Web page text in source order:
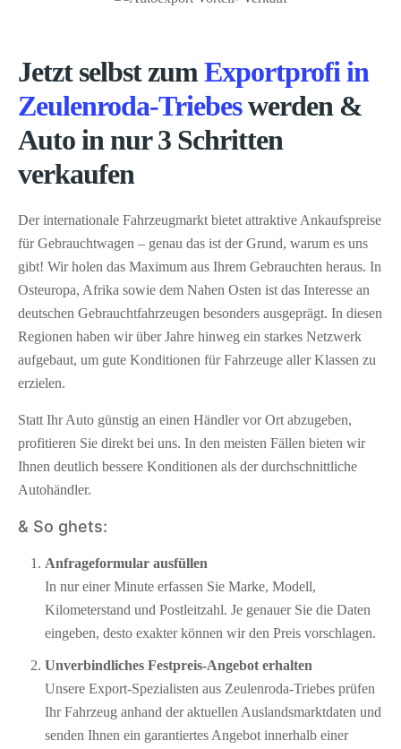
Jetzt selbst zumExportprofi in
Zeulenroda-Triebeswerden &
Auto in nur 3 Schritten
verkaufen
Der internationale Fahrzeugmarkt bietet attraktive Ankaufspreise
für Gebrauchtwagen – genau das ist der Grund, warum es uns
gibt! Wir holen das Maximum aus Ihrem Gebrauchten heraus. In
Osteuropa, Afrika sowie dem Nahen Osten ist das Interesse an
deutschen Gebrauchtfahrzeugen besonders ausgeprägt. In diesen
Regionen haben wir über Jahre hinweg ein starkes Netzwerk
aufgebaut, um gute Konditionen für Fahrzeuge aller Klassen zu
erzielen.
Statt Ihr Auto günstig an einen Händler vor Ort abzugeben,
profitieren Sie direkt bei uns. In den meisten Fällen bieten wir
Ihnen deutlich bessere Konditionen als der durchschnittliche
Autohändler.
& So ghets:
Anfrageformular ausfüllen
In nur einer Minute erfassen Sie Marke, Modell,
Kilometerstand und Postleitzahl. Je genauer Sie die Daten
eingeben, desto exakter können wir den Preis vorschlagen.
Unverbindliches Festpreis-Angebot erhalten
Unsere Export-Spezialisten aus Zeulenroda-Triebes prüfen
Ihr Fahrzeug anhand der aktuellen Auslandsmarktdaten und
senden Ihnen ein garantiertes Angebot innerhalb einer